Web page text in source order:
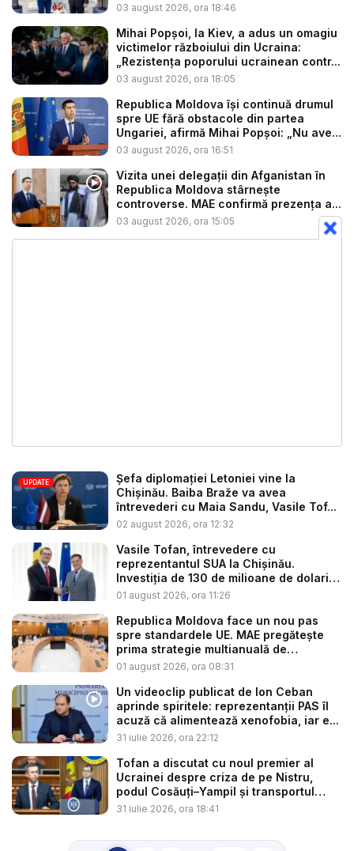
03 august 2026, ora 18:46
Mihai Popșoi, la Kiev, a adus un omagiu
victimelor războiului din Ucraina:
„Rezistența poporului ucrainean contr...
03 august 2026, ora 18:05
Republica Moldova își continuă drumul
spre UE fără obstacole din partea
Ungariei, afirmă Mihai Popșoi: „Nu ave...
03 august 2026, ora 16:51
Vizita unei delegații din Afganistan în
Republica Moldova stârnește
controverse. MAE confirmă prezența a...
03 august 2026, ora 15:05
UPDATE
Șefa diplomației Letoniei vine la
Chișinău. Baiba Braže va avea
întrevederi cu Maia Sandu, Vasile Tof...
02 august 2026, ora 12:32
Vasile Tofan, întrevedere cu
reprezentantul SUA la Chișinău.
Investiția de 130 de milioane de dolari
p...
01 august 2026, ora 11:26
Republica Moldova face un nou pas
spre standardele UE. MAE pregătește
prima strategie multianuală de
coopera...
01 august 2026, ora 08:31
Un videoclip publicat de Ion Ceban
aprinde spiritele: reprezentanții PAS îl
acuză că alimentează xenofobia, iar e...
31 iulie 2026, ora 22:12
Tofan a discutat cu noul premier al
Ucrainei despre criza de pe Nistru,
podul Cosăuți–Yampil și transportul
cer...
31 iulie 2026, ora 18:41